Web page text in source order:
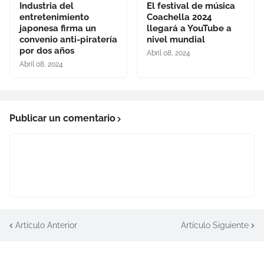
Industria del
entretenimiento
japonesa firma un
convenio anti-piratería
por dos años
Abril 08, 2024
El festival de música
Coachella 2024
llegará a YouTube a
nivel mundial
Abril 08, 2024
Publicar un comentario
Artículo Anterior Artículo Siguiente